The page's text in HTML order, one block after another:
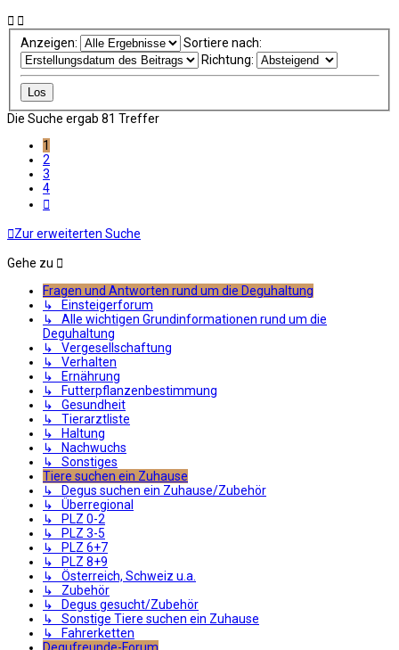
Anzeigen:
Sortiere nach:
Richtung:
Die Suche ergab 81 Treffer
1
2
3
4
Zur erweiterten Suche
Gehe zu
Fragen und Antworten rund um die Deguhaltung
↳ Einsteigerforum
↳ Alle wichtigen Grundinformationen rund um die
Deguhaltung
↳ Vergesellschaftung
↳ Verhalten
↳ Ernährung
↳ Futterpflanzenbestimmung
↳ Gesundheit
↳ Tierarztliste
↳ Haltung
↳ Nachwuchs
↳ Sonstiges
Tiere suchen ein Zuhause
↳ Degus suchen ein Zuhause/Zubehör
↳ Überregional
↳ PLZ 0-2
↳ PLZ 3-5
↳ PLZ 6+7
↳ PLZ 8+9
↳ Österreich, Schweiz u.a.
↳ Zubehör
↳ Degus gesucht/Zubehör
↳ Sonstige Tiere suchen ein Zuhause
↳ Fahrerketten
Degufreunde-Forum